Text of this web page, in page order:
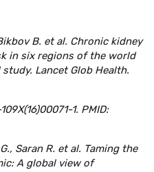
B. et al. Chronic kidney
in six regions of the world
Lancet Glob Health.
1. PMID:
Saran R. et al. Taming the
A global view of